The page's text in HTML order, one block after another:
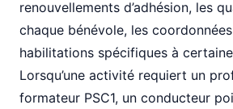
renouvellements d’adhésion, les
chaque bénévole, les
habilitations spécifiques à
Lorsqu’une activité requiert un
formateur PSC1, un conducteur